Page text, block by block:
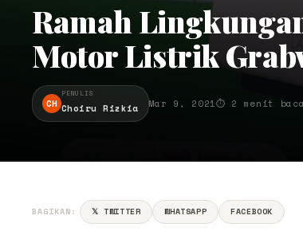
Ramah
Motor Listrik
CH
PENULIS
Choiru Rizkia Mar 9, 2021⏱ 2 menit baca
BAGIKAN: 𝕏 TWITTER WHATSAPP FACEBOOK